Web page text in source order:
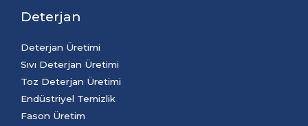
Deterjan
Deterjan Üretimi
Sıvı Deterjan Üretimi
Toz Deterjan Üretimi
Endüstriyel Temizlik
Fason Üretim